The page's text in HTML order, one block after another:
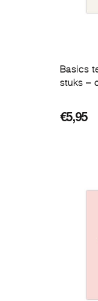
Basics
stuks –
€5,95